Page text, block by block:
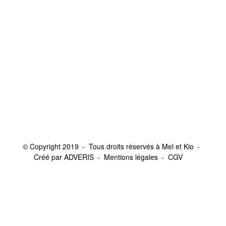
© Copyright 2019
Tous droits réservés à Mel et Kio
Créé par ADVERIS
Mentions légales CGV